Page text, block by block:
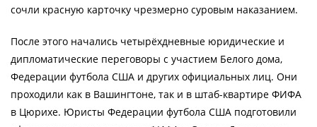
сочли красную карточку чрезмерно суровым наказанием.
После этого начались четырёхдневные юридические и
дипломатические переговоры с участием Белого дома,
Федерации футбола США и других официальных лиц. Они
проходили как в Вашингтоне, так и в штаб-квартире ФИФА
в Цюрихе. Юристы Федерации футбола США подготовили